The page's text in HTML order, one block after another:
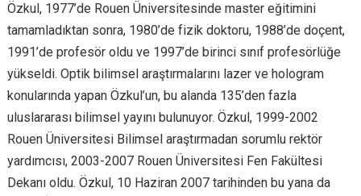
Özkul, 1977’de Rouen Üniversitesinde master eğitimini
tamamladıktan sonra, 1980’de fizik doktoru, 1988’de doçent,
1991’de profesör oldu ve 1997’de birinci sınıf profesörlüğe
yükseldi. Optik bilimsel araştırmalarını lazer ve hologram
konularında yapan Özkul’un, bu alanda 135’den fazla
uluslararası bilimsel yayını bulunuyor. Özkul, 1999-2002
Rouen Üniversitesi Bilimsel araştırmadan sorumlu rektör
yardımcısı, 2003-2007 Rouen Üniversitesi Fen Fakültesi
Dekanı oldu. Özkul, 10 Haziran 2007 tarihinden bu yana da